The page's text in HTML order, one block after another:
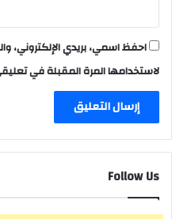
احفظ اسمي، بريدي الإلكتروني،
لاستخدامها المرة المقبلة في
Follow Us